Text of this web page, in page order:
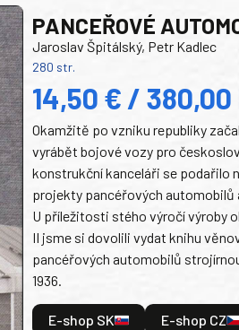
PANCEŘOVÉ
Jaroslav Špitálský, Petr Kadlec
280 str.
14,50 € / 380,00
Okamžitě po vzniku republiky
vyrábět bojové vozy pro
konstrukční kanceláři se podařilo
projekty pancéřových automobilů
U příležitosti stého výročí výroby
II jsme si dovolili vydat knihu
pancéřových automobilů
1936.
E-shop SK E-shop CZ